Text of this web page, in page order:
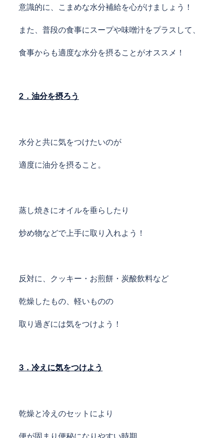
意識的に、こまめな水分補給を心がけましょう！
また、普段の食事にスープや味噌汁をプラスして、
食事からも適度な水分を摂ることがオススメ！
2．油分を摂ろう
水分と共に気をつけたいのが
適度に油分を摂ること。
蒸し焼きにオイルを垂らしたり
炒め物などで上手に取り入れよう！
反対に、クッキー・お煎餅・炭酸飲料など
乾燥したもの、軽いものの
取り過ぎには気をつけよう！
3．冷えに気をつけよう
乾燥と冷えのセットにより
便が固まり便秘になりやすい時期。